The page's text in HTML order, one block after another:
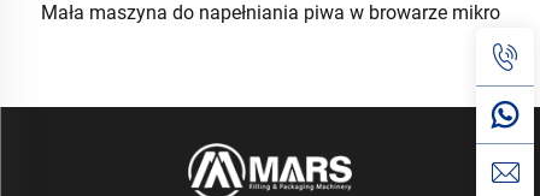
Mała maszyna do napełniania piwa w browarze mikro